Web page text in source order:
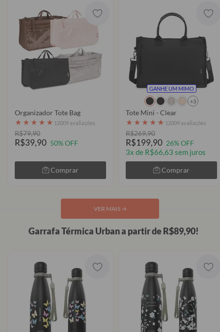
Organizador Tote Bag
★ ★ ★ ★ ★ 12009 avaliações
R$79,90
R$39,90 50% OFF
Comprar
GANHE UM MIMO
+3
Tote Mini - Clear
★ ★ ★ ★ ★ 12009 avaliações
R$269,90
R$199,90 26% OFF
3x de R$66,63 sem juros
Comprar
VER MAIS →
Garrafa Térmica Urban a partir de R$89,90!